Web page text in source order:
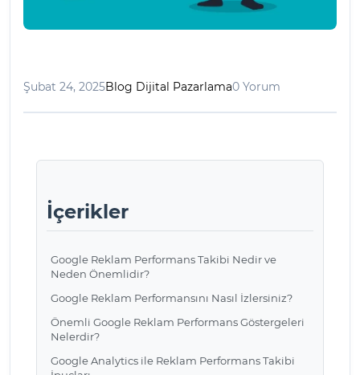
Şubat 24, 2025Blog Dijital Pazarlama0 Yorum
İçerikler
Google Reklam Performans Takibi Nedir ve
Neden Önemlidir?
Google Reklam Performansını Nasıl İzlersiniz?
Önemli Google Reklam Performans Göstergeleri
Nelerdir?
Google Analytics ile Reklam Performans Takibi